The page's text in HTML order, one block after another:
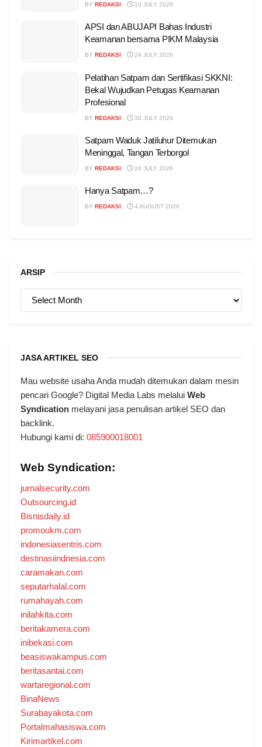
BY REDAKSI 10 JULY 2026
APSI dan ABUJAPI Bahas Industri
Keamanan bersama PIKM Malaysia
BY REDAKSI 24 JULY 2026
Pelatihan Satpam dan Sertifikasi SKKNI:
Bekal Wujudkan Petugas Keamanan
Profesional
BY REDAKSI 30 JULY 2026
Satpam Waduk Jatiluhur Ditemukan
Meninggal, Tangan Terborgol
BY REDAKSI 24 JULY 2026
Hanya Satpam…?
BY REDAKSI 4 AUGUST 2026
ARSIP
ARSIP
JASA ARTIKEL SEO
Mau website usaha Anda mudah ditemukan dalam mesin
pencari Google? Digital Media Labs melalui Web
Syndication melayani jasa penulisan artikel SEO dan
backlink.
Hubungi kami di: 085900018001
Web Syndication:
jurnalsecurity.com
Outsourcing.id
Bisnisdaily.id
promoukm.com
indonesiasentris.com
destinasiindnesia.com
caramakan.com
seputarhalal.com
rumahayah.com
inilahkita.com
beritakamera.com
inibekasi.com
beasiswakampus.com
beritasantai.com
wartaregional.com
BinaNews
Surabayakota.com
Portalmahasiswa.com
Kirimartikel.com